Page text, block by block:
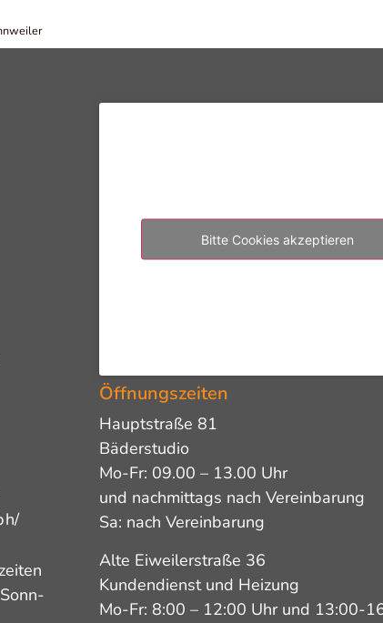
Bitte Cookies akzeptieren
Öffnungszeiten
Hauptstraße 81
Bäderstudio
Mo-Fr: 09.00 – 13.00 Uhr
und nachmittags nach Vereinbarung
Sa: nach Vereinbarung
Alte Eiweilerstraße 36
Kundendienst und Heizung
Mo-Fr: 8:00 – 12:00 Uhr und 13:00-